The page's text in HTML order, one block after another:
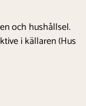
och hushållsel.
i källaren (Hus